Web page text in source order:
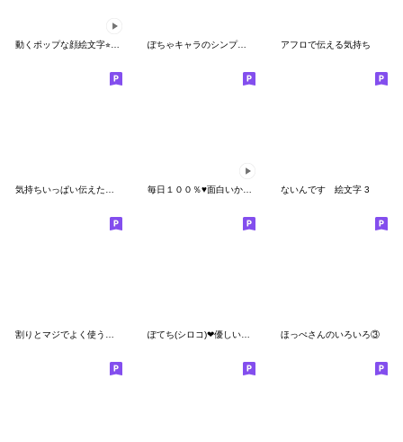
ぽちゃキャラのシンプル絵文字 アフロで伝える気持ち
ないんです 絵文字 3
割りとマジでよく使う感情 2【絵文字】 ぽてち(シロコ)❤︎優しいえんぴつ手描き調 ほっぺさんのいろいろ③